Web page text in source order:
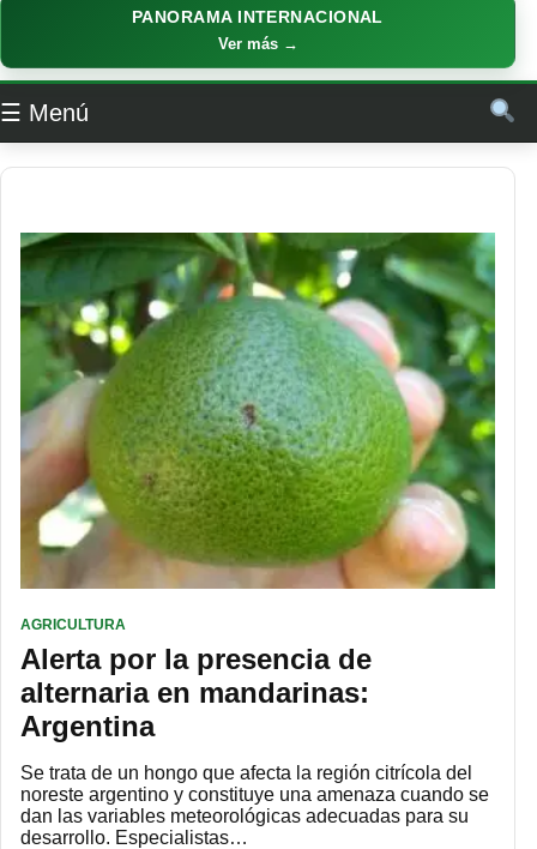
PANORAMA INTERNACIONAL
Ver más →
☰ Menú
AGRICULTURA
Alerta por la presencia de
alternaria en mandarinas:
Argentina
Se trata de un hongo que afecta la región citrícola del
noreste argentino y constituye una amenaza cuando se
dan las variables meteorológicas adecuadas para su
desarrollo. Especialistas…